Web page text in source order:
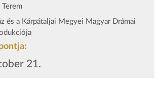
és a Kárpátaljai Megyei Magyar Drámai
21.